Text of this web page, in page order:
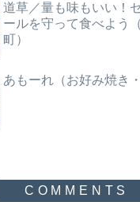
道草／量も味もいい！
ールを守って食べよう
町）
あもーれ（お好み焼き